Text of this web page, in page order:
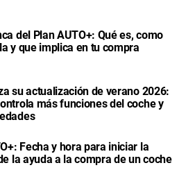
del Plan AUTO+: Qué es, como
y que implica en tu compra
su actualización de verano 2026:
más funciones del coche y
Fecha y hora para iniciar la
la ayuda a la compra de un coche